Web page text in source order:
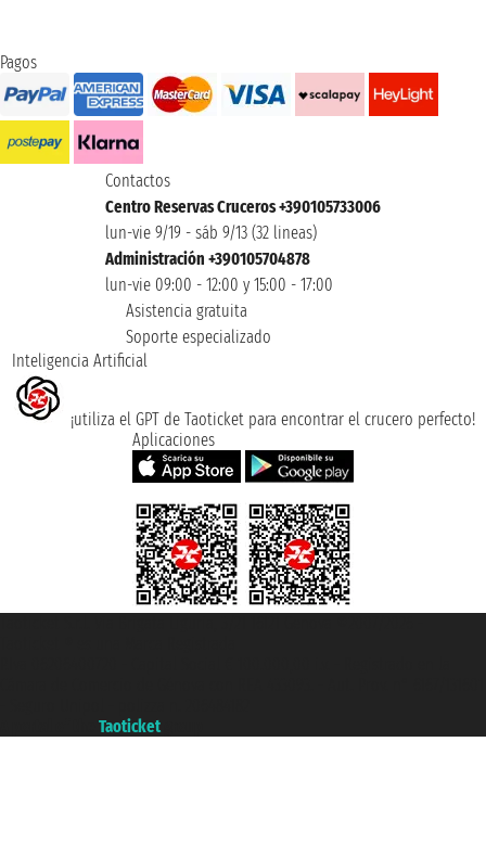
Pagos
Contactos
Centro Reservas Cruceros +390105733006
lun-vie 9/19 - sáb 9/13 (32 lineas)
Administración +390105704878
lun-vie 09:00 - 12:00 y 15:00 - 17:00
Asistencia gratuita
Soporte especializado
Inteligencia Artificial
¡utiliza el GPT de Taoticket para encontrar el crucero perfecto!
Aplicaciones
Taoticket